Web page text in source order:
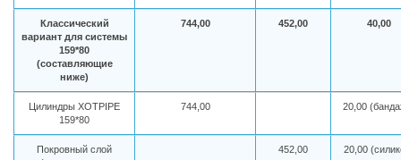
Классический
вариант для системы
159*80
(составляющие
ниже)
744,00 452,00 40,00
Цилиндры XOTPIPE
159*80
744,00 20,00
Покровный слой
452,00 20,00